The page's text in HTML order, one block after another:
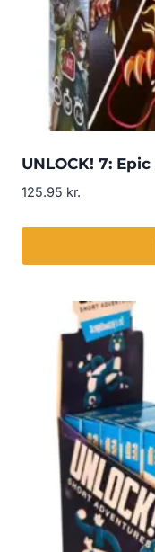
UNLOCK! 7:
125.95 kr.